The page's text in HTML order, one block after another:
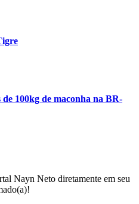
100kg de maconha na BR-
Nayn Neto diretamente em seu